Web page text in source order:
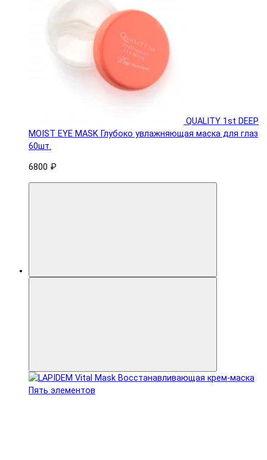
QUALITY 1st DEEP
MOIST EYE MASK Глубоко увлажняющая маска для глаз
60шт.
6800 ₽